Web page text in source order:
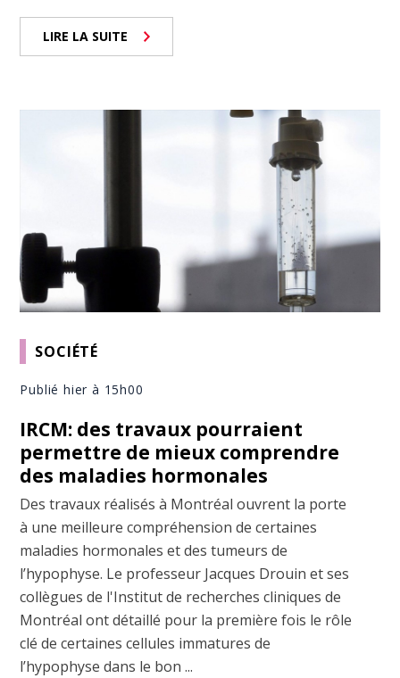
LIRE LA SUITE
SOCIÉTÉ
Publié hier à 15h00
IRCM: des travaux pourraient
permettre de mieux comprendre
des maladies hormonales
Des travaux réalisés à Montréal ouvrent la porte
à une meilleure compréhension de certaines
maladies hormonales et des tumeurs de
l’hypophyse. Le professeur Jacques Drouin et ses
collègues de l'Institut de recherches cliniques de
Montréal ont détaillé pour la première fois le rôle
clé de certaines cellules immatures de
l’hypophyse dans le bon ...